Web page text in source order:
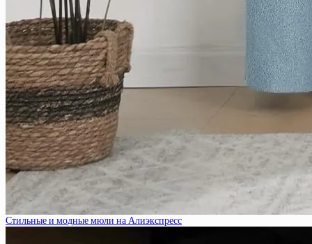
Стильные и модные мюли на Алиэкспресс